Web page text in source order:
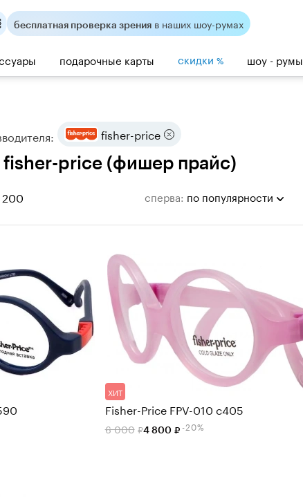
бесплатная проверка зрения в наших шоу-румах
подарочные карты скидки % шоу - румы
fisher-price
fisher-price (фишер прайс)
200 сперва: по популярности
ХИТ
Fisher-Price FPV-010 c405
6 000 4 800 -20%